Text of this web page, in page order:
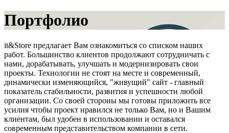
Портфолио
it&Store предлагает Вам ознакомиться со списком наших
работ. Большинство клиентов продолжают сотрудничать с
нами, дорабатывать, улучшать и модернизировать свои
проекты. Технологии не стоят на месте и современный,
динамически изменяющийся, "живущий" сайт - главный
показатель стабильности, развития и успешности любой
организации. Со своей стороны мы готовы приложить все
усилия чтобы проект нравился не только Вам, но и Вашим
клиентам, был удобен в использовании и оставался
современным представительством компании в сети.